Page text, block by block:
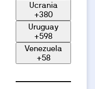
Ucrania
+380
Uruguay
+598
Venezuela
+58